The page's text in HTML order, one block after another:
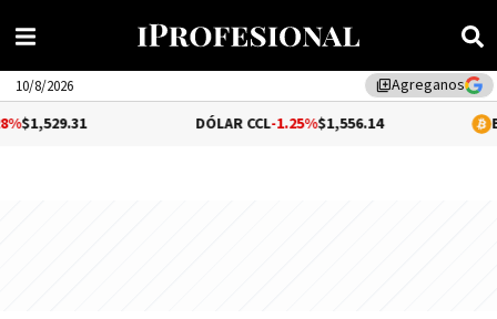
library_addAgreganos
10/8/2026
-1.25%$1,556.14 -